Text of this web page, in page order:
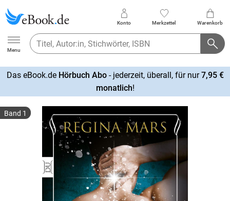
Ebook.de
Menu
Konto Merkzettel Warenkorb
Das eBook.de Hörbuch Abo- jederzeit, überall, für nur7,95 €
monatlich!
Band 1